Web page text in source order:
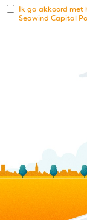
Ik ga akkoord met
Seawind Capital